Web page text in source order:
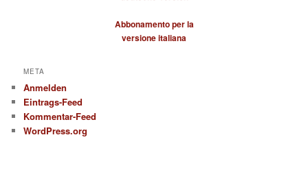
Abbonamento per la
versione italiana
META
Anmelden
Eintrags-Feed
Kommentar-Feed
WordPress.org